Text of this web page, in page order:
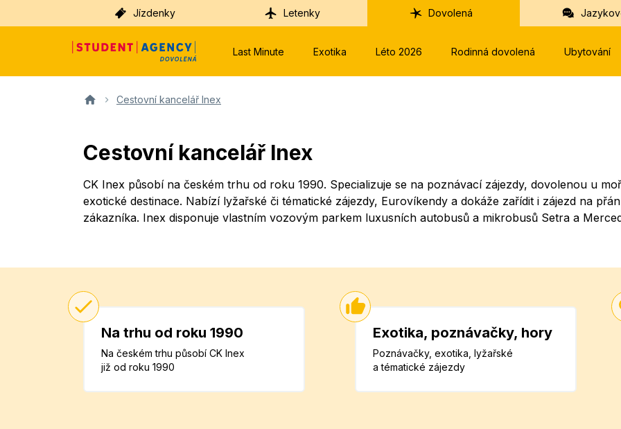
Jízdenky Letenky Dovolená
Last Minute Exotika Léto 2026 Rodinná dovolená Ubytování
Cestovní kancelář Inex
Cestovní kancelář Inex
CK Inex působí na českém trhu od roku 1990. Specializuje se na poznávací zájezdy, dovolenou u
exotické destinace. Nabízí lyžařské či tématické zájezdy, Eurovíkendy a dokáže zařídit i zájezd na
zákazníka. Inex disponuje vlastním vozovým parkem luxusních autobusů a mikrobusů Setra a
Na trhu od roku 1990
Na českém trhu působí CK Inex
již od roku 1990
Exotika, poznávačky, hory
Poznávačky, exotika, lyžařské
a tématické zájezdy